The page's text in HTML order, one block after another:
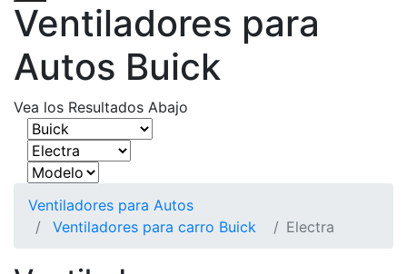
Ventiladores para
Autos Buick
Vea los Resultados Abajo
Ventiladores para Autos
Ventiladores para carro Buick
Electra